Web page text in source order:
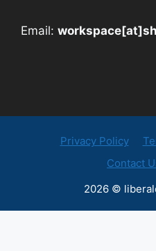
Email:
Privacy Policy
Contact
2026 ©